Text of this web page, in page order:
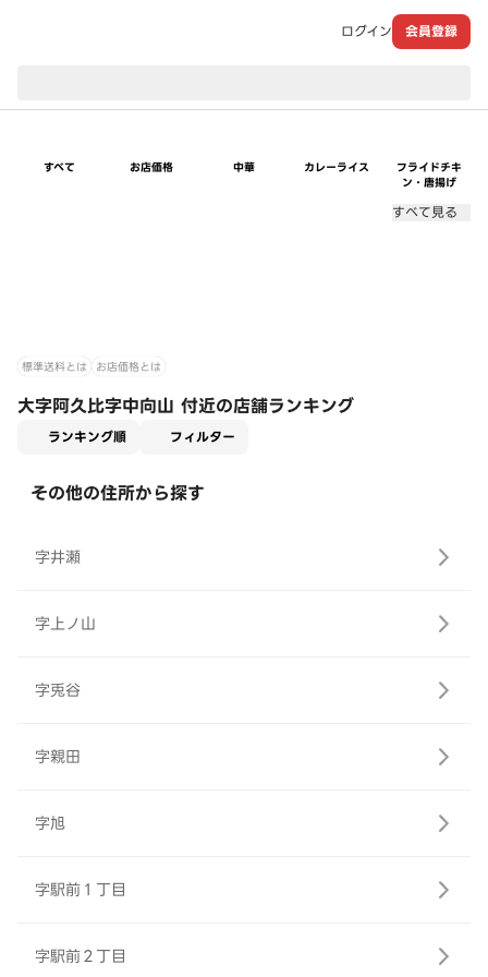
ログイン 会員登録
すべて お店価格 中華 カレーライス
フライドチキ
ン・唐揚げ
すべて見る
標準送料とは お店価格とは
大字阿久比字中向山 付近の店舗ランキング
ランキング順 フィルター
その他の住所から探す
字井瀬
字上ノ山
字兎谷
字親田
字旭
字駅前１丁目
字駅前２丁目